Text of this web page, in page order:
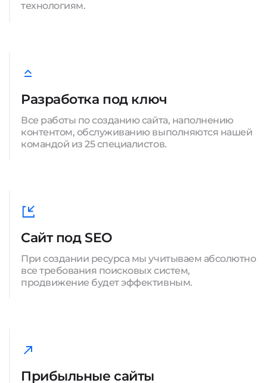
технологиям.
Разработка под ключ
Все работы по созданию сайта, наполнению
контентом, обслуживанию выполняются нашей
командой из 25 специалистов.
Сайт под SEO
При создании ресурса мы учитываем абсолютно
все требования поисковых систем,
продвижение будет эффективным.
Прибыльные сайты